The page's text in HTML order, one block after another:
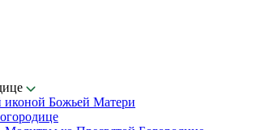
иконой Божьей Матери